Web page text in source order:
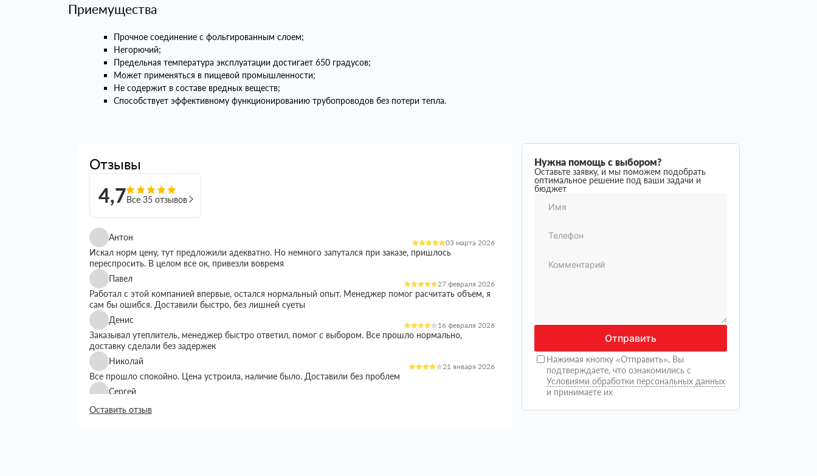
Приемущества
Прочное соединение с фольгированным слоем;
Негорючий;
Предельная температура эксплуатации достигает 650 градусов;
Может применяться в пищевой промышленности;
Не содержит в составе вредных веществ;
Способствует эффективному функционированию трубопроводов без потери тепла.
Отзывы
4,7Все 35 отзывов
Антон
03 марта 2026
Искал норм цену, тут предложили адекватно. Но немного запутался при заказе, пришлось
переспросить. В целом все ок, привезли вовремя
Павел
27 февраля 2026
Работал с этой компанией впервые, остался нормальный опыт. Менеджер помог расчитать объем, я
сам бы ошибся. Доставили быстро, без лишней суеты
Денис
16 февраля 2026
Заказывал утеплитель, менеджер быстро ответил, помог с выбором. Все прошло нормально,
доставку сделали без задержек
Николай
21 января 2026
Все прошло спокойно. Цена устроила, наличие было. Доставили без проблем
Сергей
Искал утеплитель подешевле, тут предложили норм вариант. Менеджер все расказал, помог с
выбором. Доставку сделали вовремя, все пришло целое
Оставить отзыв
Нужна помощь с выбором?
Оставьте заявку, и мы поможем подобрать
оптимальное решение под ваши задачи и
бюджет
Отправить
Нажимая кнопку «Отправить», Вы
подтверждаете, что ознакомились с
Условиями обработки персональных данных
и принимаете их